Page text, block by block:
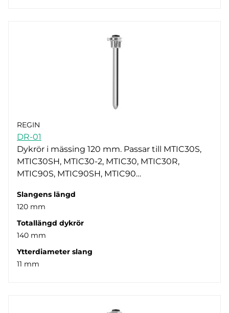
REGIN
DR-01
Dykrör i mässing 120 mm. Passar till MTIC30S,
MTIC30SH, MTIC30-2, MTIC30, MTIC30R,
MTIC90S, MTIC90SH, MTIC90…
Slangens längd
120 mm
Totallängd dykrör
140 mm
Ytterdiameter slang
11 mm